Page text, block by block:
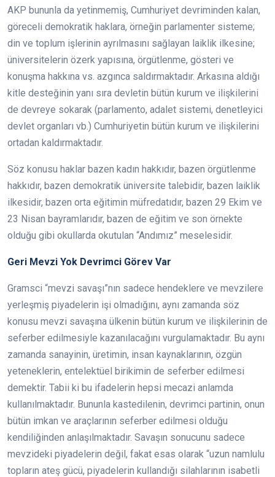
AKP bununla da yetinmemiş, Cumhuriyet devriminden kalan,
göreceli demokratik haklara, örneğin parlamenter sisteme;
din ve toplum işlerinin ayrılmasını sağlayan laiklik ilkesine;
üniversitelerin özerk yapısına, örgütlenme, gösteri ve
konuşma hakkına vs. azgınca saldırmaktadır. Arkasına aldığı
kitle desteğinin yanı sıra devletin bütün kurum ve ilişkilerini
de devreye sokarak (parlamento, adalet sistemi, denetleyici
devlet organları vb.) Cumhuriyetin bütün kurum ve ilişkilerini
ortadan kaldırmaktadır.
Söz konusu haklar bazen kadın hakkıdır, bazen örgütlenme
hakkıdır, bazen demokratik üniversite talebidir, bazen laiklik
ilkesidir, bazen orta eğitimin müfredatıdır, bazen 29 Ekim ve
23 Nisan bayramlarıdır, bazen de eğitim ve son örnekte
olduğu gibi okullarda okutulan “Andımız” meselesidir.
Geri Mevzi Yok Devrimci Görev Var
Gramsci “mevzi savaşı”nın sadece hendeklere ve mevzilere
yerleşmiş piyadelerin işi olmadığını, aynı zamanda söz
konusu mevzi savaşına ülkenin bütün kurum ve ilişkilerinin de
seferber edilmesiyle kazanılacağını vurgulamaktadır. Bu aynı
zamanda sanayinin, üretimin, insan kaynaklarının, özgün
yeteneklerin, entelektüel birikimin de seferber edilmesi
demektir. Tabii ki bu ifadelerin hepsi mecazi anlamda
kullanılmaktadır. Bununla kastedilenin, devrimci partinin, onun
bütün imkan ve araçlarının seferber edilmesi olduğu
kendiliğinden anlaşılmaktadır. Savaşın sonucunu sadece
mevzideki piyadelerin değil, fakat esas olarak “uzun namlulu
topların ateş gücü, piyadelerin kullandığı silahlarının isabetli